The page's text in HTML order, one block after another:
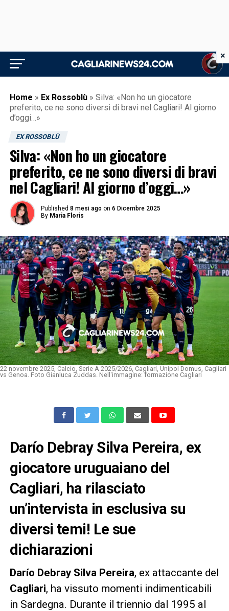
Home » Ex Rossoblù » Silva: «Non ho un giocatore
preferito, ce ne sono diversi di bravi nel Cagliari! Al giorno
d’oggi…»
EX ROSSOBLÙ
Silva: «Non ho un giocatore
preferito, ce ne sono diversi di bravi
nel Cagliari! Al giorno d’oggi…»
Published 8 mesi ago on 6 Dicembre 2025
By Maria Floris
22 novembre 2025, Calcio, Serie A 2025/2026, Cagliari, Unipol Domus, Cagliari
vs Genoa. Foto Gianluca Zuddas. Nell'immagine: formazione Cagliari
Darío Debray Silva Pereira, ex
giocatore uruguaiano del
Cagliari, ha rilasciato
un’intervista in esclusiva su
diversi temi! Le sue
dichiarazioni
Darío Debray Silva Pereira, ex attaccante del
Cagliari, ha vissuto momenti indimenticabili
in Sardegna. Durante il triennio dal 1995 al
×